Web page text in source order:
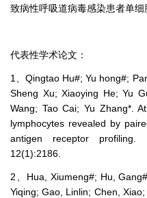
致病性呼吸道病毒感染患者单
代表性学术论文：
1、Qingtao Hu#; Yu hong#;
Sheng Xu; Xiaoying He; Yu
Wang; Tao Cai; Yu Zhang*.
lymphocytes revealed by
antigen receptor profiling.
12(1):2186.
2、Hua, Xiumeng#; Hu,
Yiqing; Gao, Linlin; Chen,